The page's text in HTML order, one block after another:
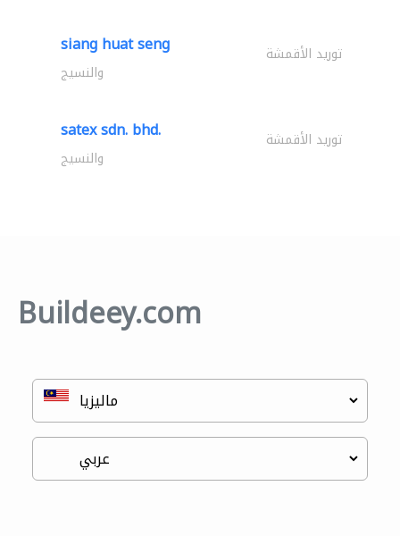
siang huat seng توريد الأقمشة
والنسيج
satex sdn. bhd. توريد الأقمشة
والنسيج
Buildeey.com